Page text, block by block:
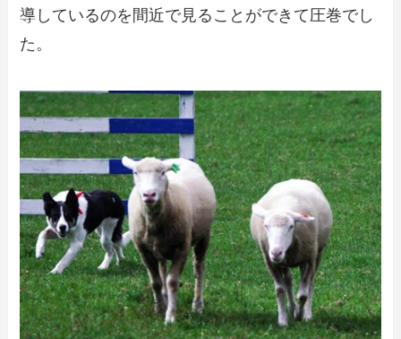
導しているのを間近で見ることができて圧巻でし
た。